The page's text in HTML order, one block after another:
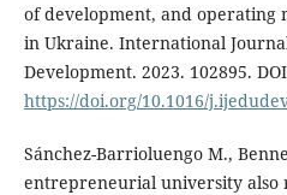
of development, and operating
in Ukraine. International
Development. 2023. 102895.
https://doi.org/10.1016/
Sánchez-Barrioluengo M.,
entrepreneurial university also